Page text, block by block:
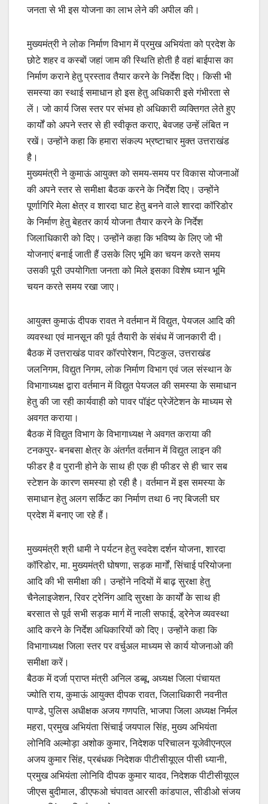
जनता से भी इस योजना का लाभ लेने की अपील की।
मुख्यमंत्री ने लोक निर्माण विभाग में प्रमुख अभियंता को प्रदेश के
छोटे शहर व कस्बों जहां जाम की स्थिति होती है वहां बाईपास का
निर्माण कराने हेतु प्रस्ताव तैयार करने के निर्देश दिए। किसी भी
समस्या का स्थाई समाधान हो इस हेतु अधिकारी इसे गंभीरता से
लें। जो कार्य जिस स्तर पर संभव हो अधिकारी व्यक्तिगत लेते हुए
कार्यों को अपने स्तर से ही स्वीकृत कराए, बेवजह उन्हें लंबित न
रखें। उन्होंने कहा कि हमारा संकल्प भ्रष्टाचार मुक्त उत्तराखंड
है।
मुख्यमंत्री ने कुमाऊं आयुक्त को समय-समय पर विकास योजनाओं
की अपने स्तर से समीक्षा बैठक करने के निर्देश दिए। उन्होंने
पूर्णागिरि मेला क्षेत्र व शारदा घाट हेतु बनने वाले शारदा कॉरिडोर
के निर्माण हेतु बेहतर कार्य योजना तैयार करने के निर्देश
जिलाधिकारी को दिए। उन्होंने कहा कि भविष्य के लिए जो भी
योजनाएं बनाई जाती हैं उसके लिए भूमि का चयन करते समय
उसकी पूरी उपयोगिता जनता को मिले इसका विशेष ध्यान भूमि
चयन करते समय रखा जाए।
आयुक्त कुमाऊं दीपक रावत ने वर्तमान में विद्युत, पेयजल आदि की
व्यवस्था एवं मानसून की पूर्व तैयारी के संबंध में जानकारी दी।
बैठक में उत्तराखंड पावर कॉरपोरेशन, पिटकुल, उत्तराखंड
जलनिगम, विद्युत निगम, लोक निर्माण विभाग एवं जल संस्थान के
विभागाध्यक्ष द्वारा वर्तमान में विद्युत पेयजल की समस्या के समाधान
हेतु की जा रही कार्यवाही को पावर पॉइंट प्रेजेंटेशन के माध्यम से
अवगत कराया।
बैठक में विद्युत विभाग के विभागाध्यक्ष ने अवगत कराया की
टनकपुर- बनबसा क्षेत्र के अंतर्गत वर्तमान में विद्युत लाइन की
फीडर है व पुरानी होने के साथ ही एक ही फीडर से ही चार सब
स्टेशन के कारण समस्या हो रही है। वर्तमान में इस समस्या के
समाधान हेतु अलग सर्किट का निर्माण तथा 6 नए बिजली घर
प्रदेश में बनाए जा रहे हैं।
मुख्यमंत्री श्री धामी ने पर्यटन हेतु स्वदेश दर्शन योजना, शारदा
कॉरिडोर, मा. मुख्यमंत्री घोषणा, सड़क मार्गों, सिंचाई परियोजना
आदि की भी समीक्षा की। उन्होंने नदियों में बाढ़ सुरक्षा हेतु
चैनेलाइजेशन, रिवर ट्रेनिंग आदि सुरक्षा के कार्यों के साथ ही
बरसात से पूर्व सभी सड़क मार्ग में नाली सफाई, ड्रेनेज व्यवस्था
आदि करने के निर्देश अधिकारियों को दिए। उन्होंने कहा कि
विभागाध्यक्ष जिला स्तर पर वर्चुअल माध्यम से कार्य योजनाओ की
समीक्षा करें।
बैठक में दर्जा प्राप्त मंत्री अनिल डब्बू, अध्यक्ष जिला पंचायत
ज्योति राय, कुमाऊं आयुक्त दीपक रावत, जिलाधिकारी नवनीत
पाण्डे, पुलिस अधीक्षक अजय गणपति, भाजपा जिला अध्यक्ष निर्मल
महरा, प्रमुख अभियंता सिंचाई जयपाल सिंह, मुख्य अभियंता
लोनिवि अल्मोड़ा अशोक कुमार, निदेशक परिचालन यूजेवीएनएल
अजय कुमार सिंह, प्रबंधक निदेशक पीटीसीयूएल पीसी ध्यानी,
प्रमुख अभियंता लोनिवि दीपक कुमार यादव, निदेशक पीटीसीयूएल
जीएस बुदीमाल, डीएफओ चंपावत आरसी कांडपाल, सीडीओ संजय